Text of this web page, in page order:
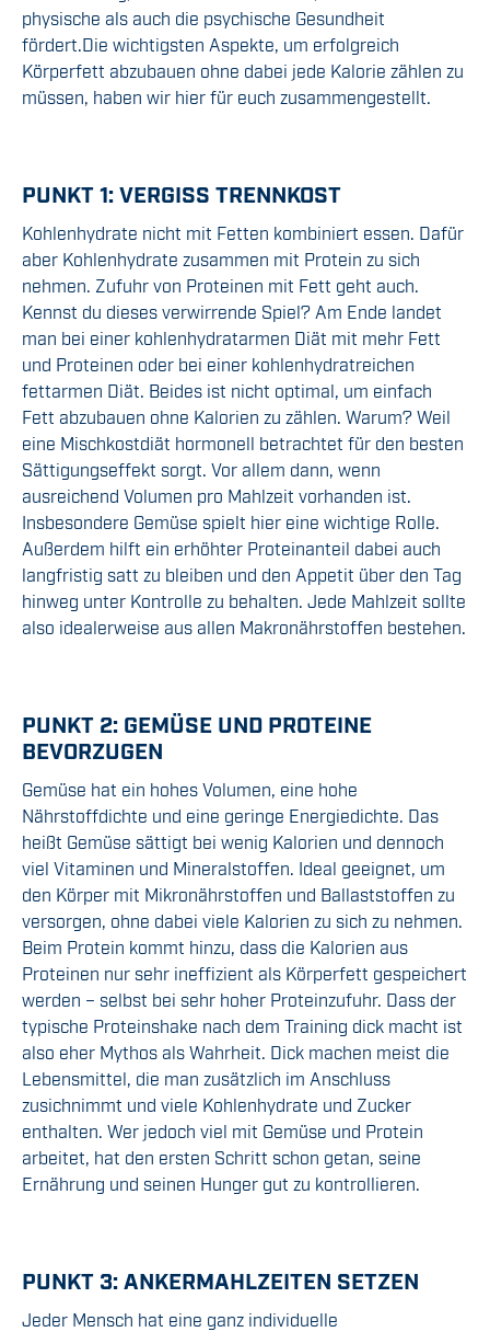
physische als auch die psychische Gesundheit
fördert.Die wichtigsten Aspekte, um erfolgreich
Körperfett abzubauen ohne dabei jede Kalorie zählen zu
müssen, haben wir hier für euch zusammengestellt.
PUNKT 1: VERGISS TRENNKOST
Kohlenhydrate nicht mit Fetten kombiniert essen. Dafür
aber Kohlenhydrate zusammen mit Protein zu sich
nehmen. Zufuhr von Proteinen mit Fett geht auch.
Kennst du dieses verwirrende Spiel? Am Ende landet
man bei einer kohlenhydratarmen Diät mit mehr Fett
und Proteinen oder bei einer kohlenhydratreichen
fettarmen Diät. Beides ist nicht optimal, um einfach
Fett abzubauen ohne Kalorien zu zählen. Warum? Weil
eine Mischkostdiät hormonell betrachtet für den besten
Sättigungseffekt sorgt. Vor allem dann, wenn
ausreichend Volumen pro Mahlzeit vorhanden ist.
Insbesondere Gemüse spielt hier eine wichtige Rolle.
Außerdem hilft ein erhöhter Proteinanteil dabei auch
langfristig satt zu bleiben und den Appetit über den Tag
hinweg unter Kontrolle zu behalten. Jede Mahlzeit sollte
also idealerweise aus allen Makronährstoffen bestehen.
PUNKT 2: GEMÜSE UND PROTEINE
BEVORZUGEN
Gemüse hat ein hohes Volumen, eine hohe
Nährstoffdichte und eine geringe Energiedichte. Das
heißt Gemüse sättigt bei wenig Kalorien und dennoch
viel Vitaminen und Mineralstoffen. Ideal geeignet, um
den Körper mit Mikronährstoffen und Ballaststoffen zu
versorgen, ohne dabei viele Kalorien zu sich zu nehmen.
Beim Protein kommt hinzu, dass die Kalorien aus
Proteinen nur sehr ineffizient als Körperfett gespeichert
werden – selbst bei sehr hoher Proteinzufuhr. Dass der
typische Proteinshake nach dem Training dick macht ist
also eher Mythos als Wahrheit. Dick machen meist die
Lebensmittel, die man zusätzlich im Anschluss
zusichnimmt und viele Kohlenhydrate und Zucker
enthalten. Wer jedoch viel mit Gemüse und Protein
arbeitet, hat den ersten Schritt schon getan, seine
Ernährung und seinen Hunger gut zu kontrollieren.
PUNKT 3: ANKERMAHLZEITEN SETZEN
Jeder Mensch hat eine ganz individuelle